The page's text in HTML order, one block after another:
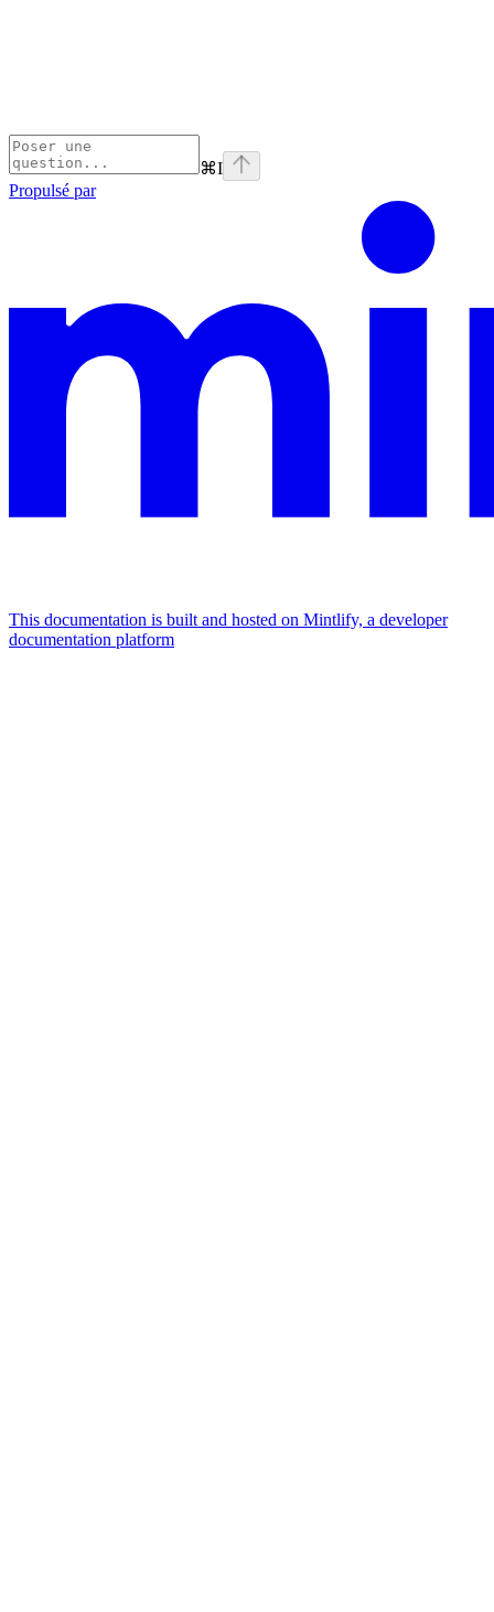
⌘I
Propulsé par
This documentation is built and hosted on Mintlify, a developer
documentation platform